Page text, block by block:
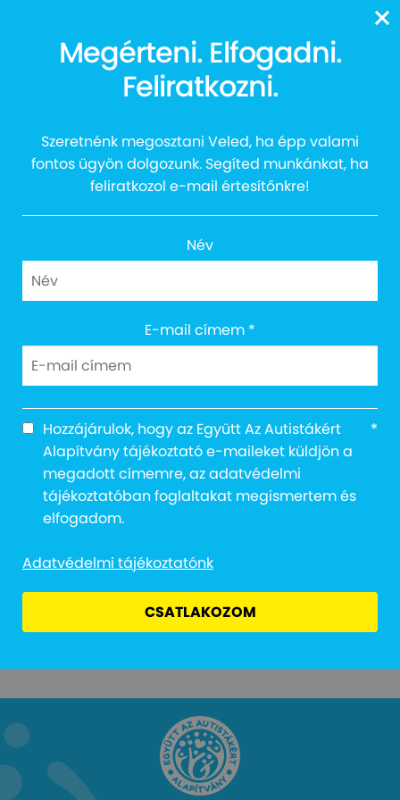
Balaton Sound 2022
type null in
/home/egyuttazautistak/public_html/wp-
content/themes/frontend/single-media-
videos.phpon line10
Notice: Trying to access array offset on value of
/home/egyuttazautistak/public_html/wp-
content/themes/frontend/single-media-
Megérteni. Elfogadni.
Feliratkozni.
Szeretnénk megosztani Veled, ha épp valami
fontos ügyön dolgozunk. Segíted munkánkat, ha
feliratkozol e-mail értesítőnkre!
Név
E-mail címem *
Hozzájárulok, hogy az Együtt Az Autistákért
Alapítvány tájékoztató e-maileket küldjön a
megadott címemre, az adatvédelmi
tájékoztatóban foglaltakat megismertem és
elfogadom.
*
Adatvédelmi tájékoztatónk
CSATLAKOZOM